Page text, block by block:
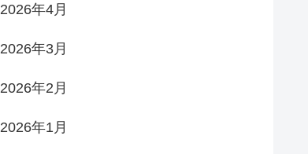
2026年4月
2026年3月
2026年2月
2026年1月